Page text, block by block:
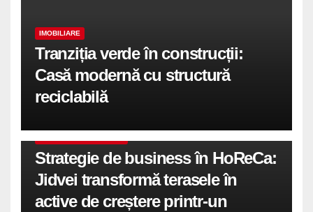
IMOBILIARE
Tranziția verde în construcții:
Casă modernă cu structură
reciclabilă
Strategie de business în HoReCa:
Jidvei transformă terasele în
active de creștere printr-un